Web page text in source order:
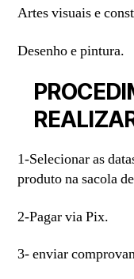
Artes visuais e
Desenho e pintura.
1-Selecionar as
produto na sacola
2-Pagar via Pix.
3- enviar